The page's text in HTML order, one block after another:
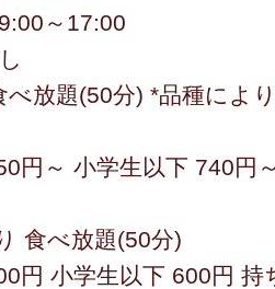
～17:00
べ放題(50分) *品種によ
円～ 小学生以下 740円
食べ放題(50分)
円 小学生以下 600円